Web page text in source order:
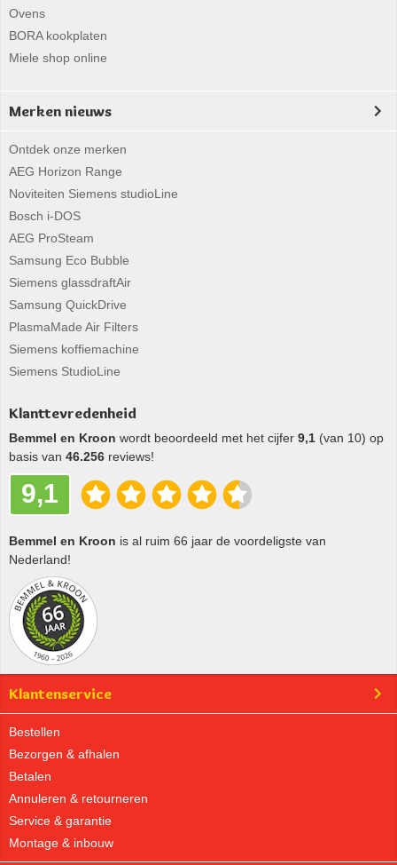
Ovens
BORA kookplaten
Miele shop online
Merken nieuws
Ontdek onze merken
AEG Horizon Range
Noviteiten Siemens studioLine
Bosch i-DOS
AEG ProSteam
Samsung Eco Bubble
Siemens glassdraftAir
Samsung QuickDrive
PlasmaMade Air Filters
Siemens koffiemachine
Siemens StudioLine
Klanttevredenheid
Bemmel en Kroon wordt beoordeeld met het cijfer 9,1 (van 10) op
basis van 46.256 reviews!
9,1
Bemmel en Kroon is al ruim 66 jaar de voordeligste van
Nederland!
Klantenservice
Bestellen
Bezorgen & afhalen
Betalen
Annuleren & retourneren
Service & garantie
Montage & inbouw